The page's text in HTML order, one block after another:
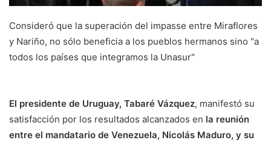
Consideró que la superación del impasse entre Miraflores
y Nariño, no sólo beneficia a los pueblos hermanos sino "a
todos los países que integramos la Unasur"
El presidente de Uruguay, Tabaré Vázquez, manifestó su
satisfacción por los resultados alcanzados en la reunión
entre el mandatario de Venezuela, Nicolás Maduro, y su